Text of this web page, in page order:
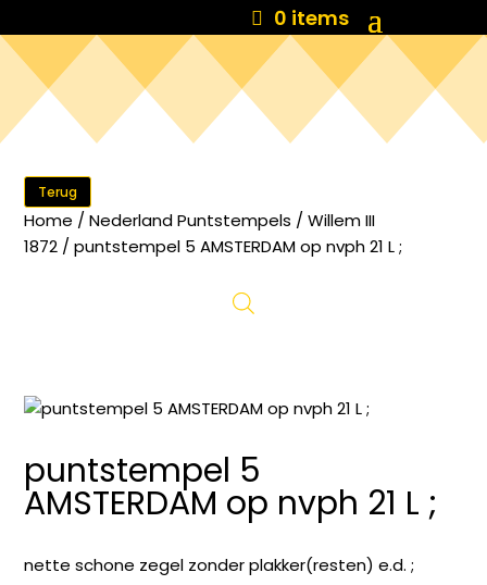
0 items
Terug
Home /Nederland Puntstempels /Willem III
1872 / puntstempel 5 AMSTERDAM op nvph 21 L ;
puntstempel 5
AMSTERDAM op nvph 21 L ;
nette schone zegel zonder plakker(resten) e.d. ;